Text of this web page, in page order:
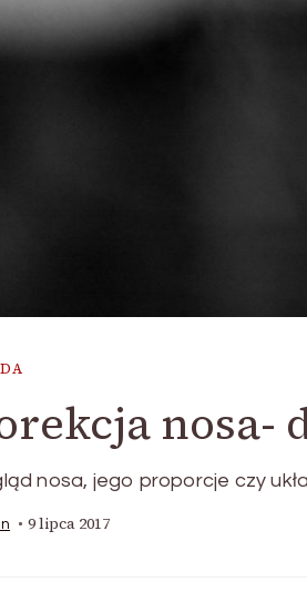
nosa-
nosa, jego proporcje czy
9 lipca 2017